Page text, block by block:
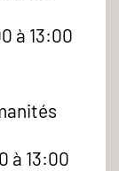
à 13:00
à 13:00